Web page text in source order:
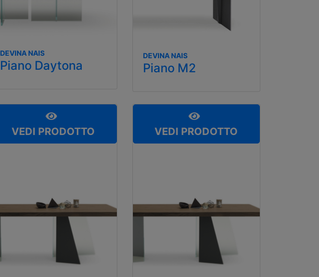
DEVINA NAIS
Piano Daytona
DEVINA NAIS
Piano M2
VEDI PRODOTTO VEDI PRODOTTO